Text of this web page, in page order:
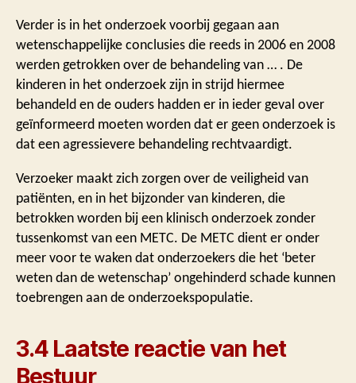
Verder is in het onderzoek voorbij gegaan aan
wetenschappelijke conclusies die reeds in 2006 en 2008
werden getrokken over de behandeling van … . De
kinderen in het onderzoek zijn in strijd hiermee
behandeld en de ouders hadden er in ieder geval over
geïnformeerd moeten worden dat er geen onderzoek is
dat een agressievere behandeling rechtvaardigt.
Verzoeker maakt zich zorgen over de veiligheid van
patiënten, en in het bijzonder van kinderen, die
betrokken worden bij een klinisch onderzoek zonder
tussenkomst van een METC. De METC dient er onder
meer voor te waken dat onderzoekers die het ‘beter
weten dan de wetenschap’ ongehinderd schade kunnen
toebrengen aan de onderzoekspopulatie.
3.4 Laatste reactie van het
Bestuur